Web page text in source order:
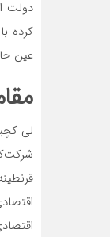
دولت
کرده
عین